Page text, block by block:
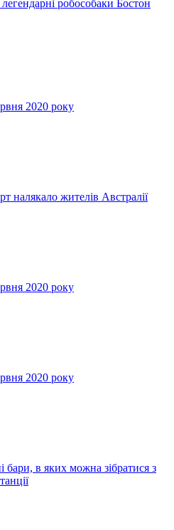
робособаки Бостон
2020 року
налякало жителів Австралії
2020 року
2020 року
бари, в яких можна зібратися з